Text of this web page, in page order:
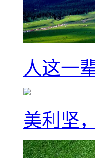
人这一
美利坚